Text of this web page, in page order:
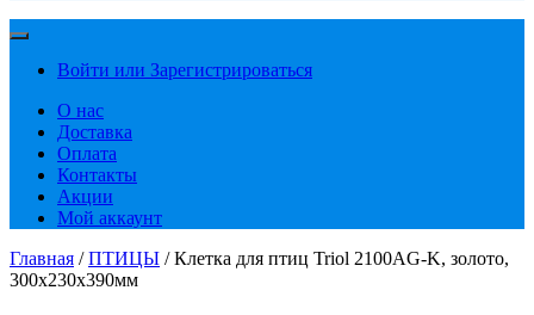
Войти или Зарегистрироваться
О нас
Доставка
Оплата
Контакты
Акции
Мой аккаунт
Главная /ПТИЦЫ / Клетка для птиц Triol 2100AG-K, золото,
300х230х390мм